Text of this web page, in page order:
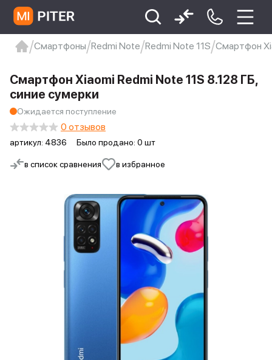
Xiaomi 9 про
xiaomi redmi 12c
Смартфоны Redmi Note Redmi Note 11S Смартфон
в список сравнения в избранное
Смартфон Xiaomi Redmi Note 11S 8.128 ГБ,
синие сумерки
Ожидается поступление
артикул: 4836 Было продано: 0 шт
0 отзывов